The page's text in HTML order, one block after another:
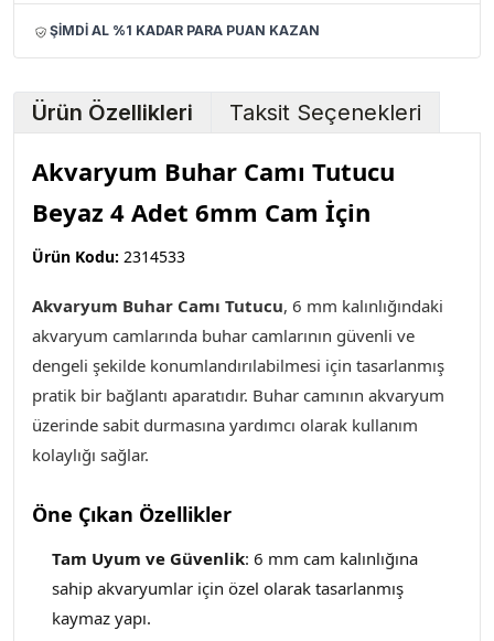
ŞİMDİ AL %1 KADAR PARA PUAN KAZAN
Ürün Özellikleri Taksit Seçenekleri
Akvaryum Buhar Camı Tutucu
Beyaz 4 Adet 6mm Cam İçin
Ürün Kodu: 2314533
Akvaryum Buhar Camı Tutucu, 6 mm kalınlığındaki
akvaryum camlarında buhar camlarının güvenli ve
dengeli şekilde konumlandırılabilmesi için tasarlanmış
pratik bir bağlantı aparatıdır. Buhar camının akvaryum
üzerinde sabit durmasına yardımcı olarak kullanım
kolaylığı sağlar.
Öne Çıkan Özellikler
Tam Uyum ve Güvenlik: 6 mm cam kalınlığına
sahip akvaryumlar için özel olarak tasarlanmış
kaymaz yapı.